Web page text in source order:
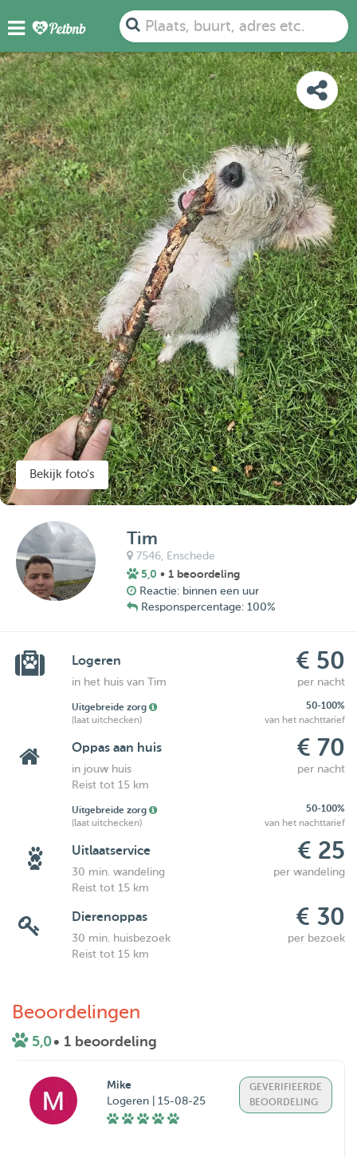
Plaats, buurt, adres etc.
FOTO'S BEOORDELINGEN KAART
Bekijk foto's
Tim
7546, Enschede
5,0 • 1 beoordeling
Reactie: binnen een uur
Responspercentage: 100%
Logeren € 50
in het huis van Tim per nacht
Uitgebreide zorg
50-100%
(laat uitchecken)
van het nachttarief
Oppas aan huis € 70
in jouw huis
per nacht
Reist tot 15 km
Uitgebreide zorg
50-100%
(laat uitchecken)
van het nachttarief
Uitlaatservice € 25
30 min. wandeling
per wandeling
Reist tot 15 km
Dierenoppas € 30
30 min. huisbezoek
per bezoek
Reist tot 15 km
Beoordelingen
5,0• 1 beoordeling
Mike
Logeren | 15-08-25
GEVERIFIEERDE
BEOORDELING